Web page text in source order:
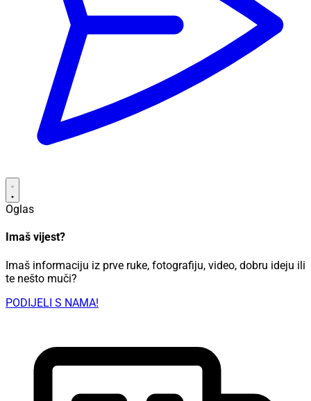
Oglas
Imaš vijest?
Imaš informaciju iz prve ruke, fotografiju, video, dobru ideju ili
te nešto muči?
PODIJELI S NAMA!